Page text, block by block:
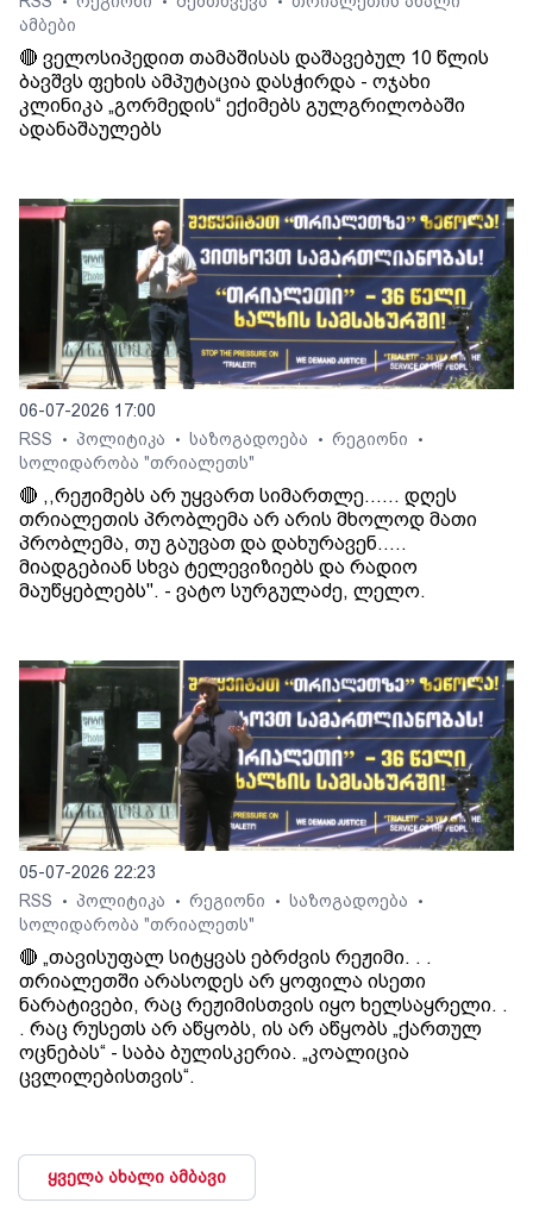
ამბები
🔴 ველოსიპედით თამაშისას დაშავებულ 10 წლის
ბავშვს ფეხის ამპუტაცია დასჭირდა - ოჯახი
კლინიკა „გორმედის“ ექიმებს გულგრილობაში
ადანაშაულებს
06-07-2026 17:00
RSS
• პოლიტიკა • საზოგადოება • რეგიონი •
სოლიდარობა "თრიალეთს"
🔴 ,,რეჟიმებს არ უყვართ სიმართლე...... დღეს
თრიალეთის პრობლემა არ არის მხოლოდ მათი
პრობლემა, თუ გაუვათ და დახურავენ.....
მიადგებიან სხვა ტელევიზიებს და რადიო
მაუწყებლებს". - ვატო სურგულაძე, ლელო.
05-07-2026 22:23
RSS
• პოლიტიკა • რეგიონი • საზოგადოება •
სოლიდარობა "თრიალეთს"
🔴 „თავისუფალ სიტყვას ებრძვის რეჟიმი. . .
თრიალეთში არასოდეს არ ყოფილა ისეთი
ნარატივები, რაც რეჟიმისთვის იყო ხელსაყრელი. .
. რაც რუსეთს არ აწყობს, ის არ აწყობს „ქართულ
ოცნებას“ - საბა ბულისკერია. „კოალიცია
ცვლილებისთვის“.
ყველა ახალი ამბავი